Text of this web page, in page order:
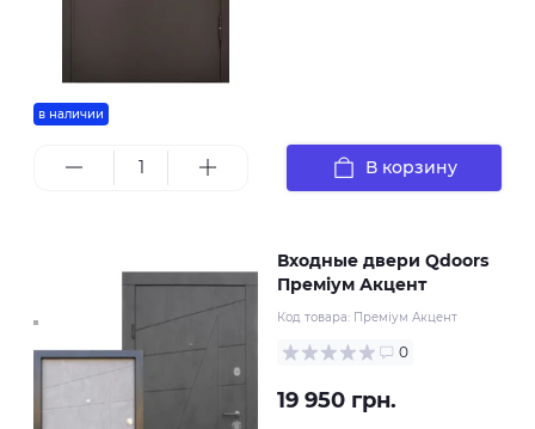
в наличии
В корзину
Входные двери Qdoors
Преміум Акцент
Код товара: Преміум Акцент
0
19 950 грн.